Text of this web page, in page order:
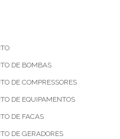
DE BOMBAS
DE COMPRESSORES
DE EQUIPAMENTOS
DE FACAS
DE GERADORES